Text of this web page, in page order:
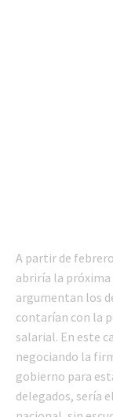
A partir de
abriría la
argumentan los
contarían con la
salarial. En este
negociando la
gobierno para
delegados, sería